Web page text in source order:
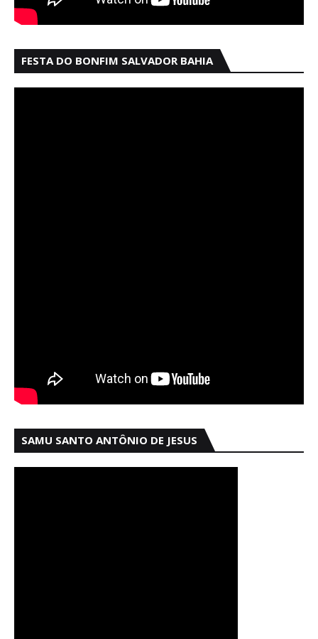
FESTA DO BONFIM SALVADOR BAHIA
SAMU SANTO ANTÔNIO DE JESUS